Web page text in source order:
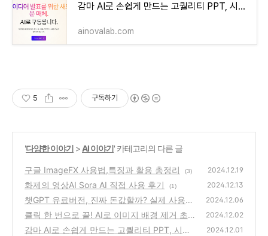
감마 AI로 손쉽게 만드는 고퀄리티 PPT, 시간을 절약하는 초간단 비법 공개!
ainovalab.com
5 구독하기
'다양한 이야기 > AI 이야기' 카테고리의 다른 글
구글 ImageFX 사용법,특징과 활용 총정리 (3) 2024.12.19
화제의 영상AI Sora AI 직접 사용 후기 (1) 2024.12.13
챗GPT 유료버전, 진짜 돈값할까? 실제 사용
후기
(3)
2024.12.06
클릭 한 번으로 끝! AI로 이미지 배경 제거 초
간단 가이드
(2)
2024.12.02
감마 AI로 손쉽게 만드는 고퀄리티 PPT, 시간
2024.12.01